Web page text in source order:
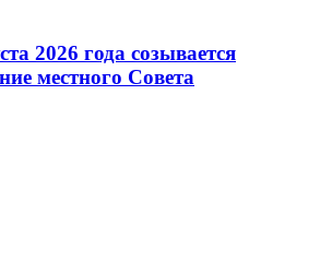
2026 года созывается
местного Совета